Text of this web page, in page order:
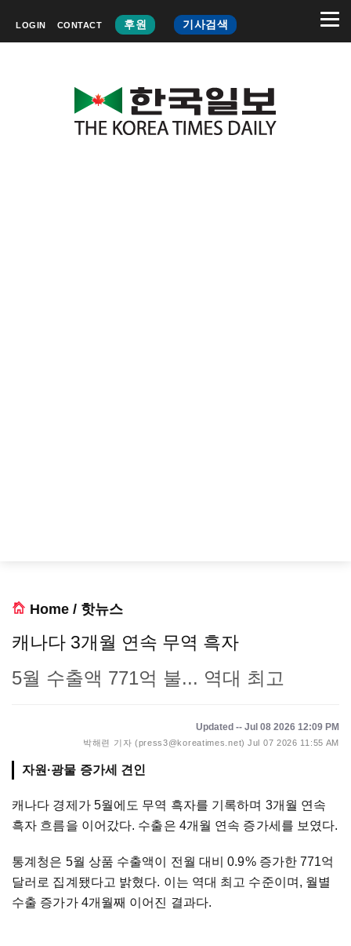
LOGIN CONTACT 후원 기사검색
Home / 핫뉴스
캐나다 3개월 연속 무역 흑자
5월 수출액 771억 불... 역대 최고
Updated -- Jul 08 2026 12:09 PM
박해련 기자 (press3@koreatimes.net) Jul 07 2026 11:55 AM
자원·광물 증가세 견인
캐나다 경제가 5월에도 무역 흑자를 기록하며 3개월 연속
흑자 흐름을 이어갔다. 수출은 4개월 연속 증가세를 보였다.
통계청은 5월 상품 수출액이 전월 대비 0.9% 증가한 771억
달러로 집계됐다고 밝혔다. 이는 역대 최고 수준이며, 월별
수출 증가가 4개월째 이어진 결과다.